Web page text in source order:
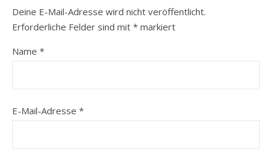
Deine E-Mail-Adresse wird nicht veröffentlicht.
Erforderliche Felder sind mit * markiert
Name *
E-Mail-Adresse *